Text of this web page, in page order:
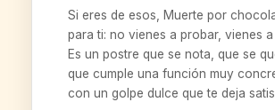
Si eres de esos, Muerte por
para ti: no vienes a probar, vienes a
Es un postre que se nota, que se
que cumple una función muy
con un golpe dulce que te deja